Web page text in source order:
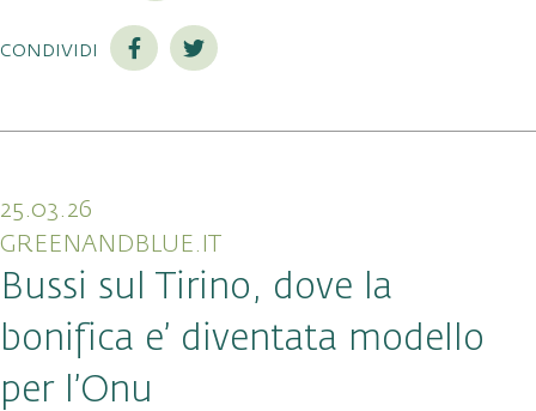
condividi
25.03.26
GREENANDBLUE.IT
Bussi sul Tirino, dove la
bonifica e’ diventata modello
per l’Onu